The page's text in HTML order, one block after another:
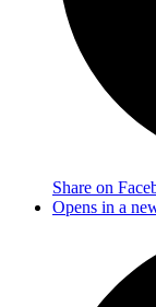
Share on
Opens in a